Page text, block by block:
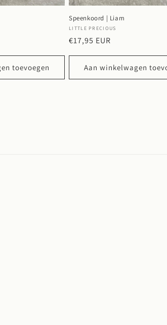
toevoegen
Speenkoord | Liam
Verkoper:
LITTLE PRECIOUS
Normale
€17,95 EUR
Aan winkelwagen